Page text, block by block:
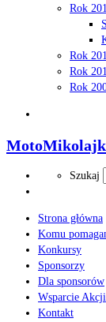
Rok
Rok
Rok
Rok
Search Szukaj
Strona główna
Komu
Konkursy
Sponsorzy
Dla sponsorów
Wsparcie Akcji
Kontakt